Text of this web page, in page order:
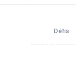
Défis